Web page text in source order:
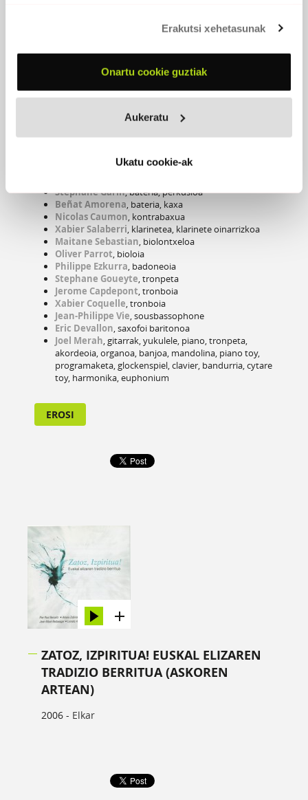
Erakutsi xehetasunak
Onartu cookie guztiak
Aukeratu
Ukatu cookie-ak
ARNAUD D\'OIHENART (1592-1667)
PARTAIDEAK
Pier Paul Berzaitz
, ahots nagusia
, saxofoi altu eta sopranoa
Stephane Garin, bateria, perkusioa
Beñat Amorena, bateria, kaxa
Nicolas Caumon, kontrabaxua
Xabier Salaberri, klarinetea, klarinete oinarrizkoa
Maitane Sebastian, biolontxeloa
Oliver Parrot, bioloia
Philippe Ezkurra, badoneoia
Stephane Goueyte, tronpeta
Jerome Capdepont, tronboia
Xabier Coquelle, tronboia
Jean-Philippe Vie, sousbassophone
Eric Devallon, saxofoi baritonoa
Joel Merah, gitarrak, yukulele, piano, tronpeta,
akordeoia, organoa, banjoa, mandolina, piano toy,
programaketa, glockenspiel, clavier, bandurria, cytare
toy, harmonika, euphonium
EROSI
ZATOZ, IZPIRITUA! EUSKAL ELIZAREN
TRADIZIO BERRITUA (ASKOREN
ARTEAN)
2006 - Elkar